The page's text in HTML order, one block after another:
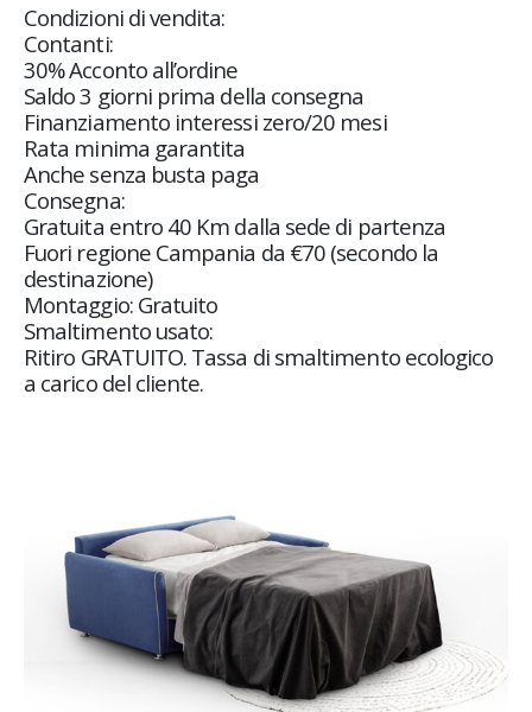
Condizioni di vendita:
Contanti:
30% Acconto all’ordine
Saldo 3 giorni prima della consegna
Finanziamento interessi zero/20 mesi
Rata minima garantita
Anche senza busta paga
Consegna:
Gratuita entro 40 Km dalla sede di partenza
Fuori regione Campania da €70 (secondo la
destinazione)
Montaggio: Gratuito
Smaltimento usato:
Ritiro GRATUITO. Tassa di smaltimento ecologico
a carico del cliente.